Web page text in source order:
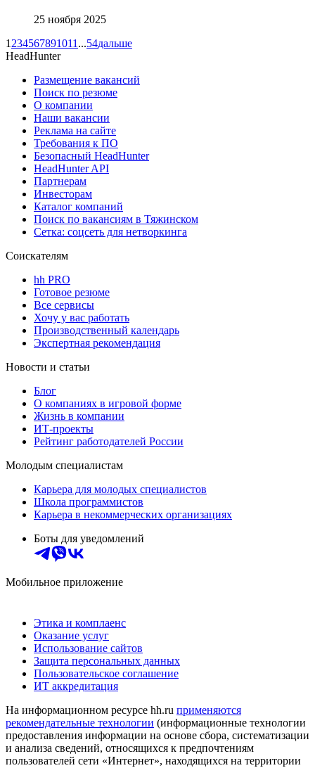
25 ноября 2025
1 234567891011 ...54дальше
HeadHunter
Размещение вакансий
Поиск по резюме
О компании
Наши вакансии
Реклама на сайте
Требования к ПО
Безопасный HeadHunter
HeadHunter API
Партнерам
Инвесторам
Каталог компаний
Поиск по вакансиям в Тяжинском
Сетка: соцсеть для нетворкинга
Соискателям
hh PRO
Готовое резюме
Все сервисы
Хочу у вас работать
Производственный календарь
Экспертная рекомендация
Новости и статьи
Блог
О компаниях в игровой форме
Жизнь в компании
ИТ-проекты
Рейтинг работодателей России
Молодым специалистам
Карьера для молодых специалистов
Школа программистов
Карьера в некоммерческих организациях
Боты для уведомлений
Мобильное приложение
Этика и комплаенс
Оказание услуг
Использование сайтов
Защита персональных данных
Пользовательское соглашение
ИТ аккредитация
На информационном ресурсе hh.ru применяются
рекомендательные технологии (информационные технологии
предоставления информации на основе сбора, систематизации
и анализа сведений, относящихся к предпочтениям
пользователей сети «Интернет», находящихся на территории